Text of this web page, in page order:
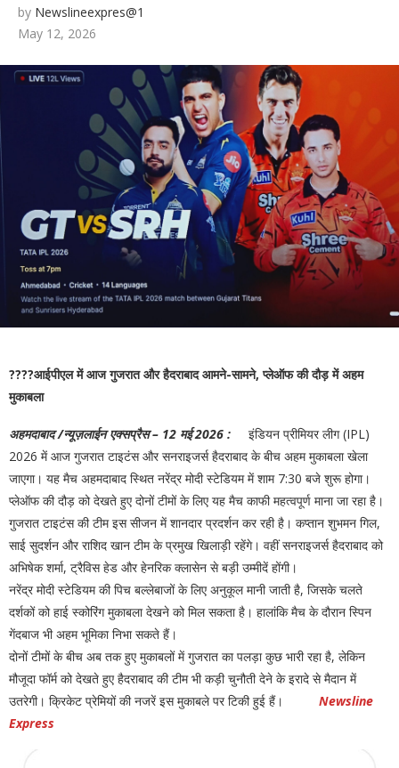
by Newslineexpres@1
May 12, 2026
????आईपीएल में आज गुजरात और हैदराबाद आमने-सामने, प्लेऑफ की दौड़ में अहम
मुकाबला
अहमदाबाद /न्यूज़लाईन एक्सप्रैस – 12 मई 2026 : इंडियन प्रीमियर लीग (IPL)
2026 में आज गुजरात टाइटंस और सनराइजर्स हैदराबाद के बीच अहम मुकाबला खेला
जाएगा। यह मैच अहमदाबाद स्थित नरेंद्र मोदी स्टेडियम में शाम 7:30 बजे शुरू होगा।
प्लेऑफ की दौड़ को देखते हुए दोनों टीमों के लिए यह मैच काफी महत्वपूर्ण माना जा रहा है।
गुजरात टाइटंस की टीम इस सीजन में शानदार प्रदर्शन कर रही है। कप्तान शुभमन गिल,
साई सुदर्शन और राशिद खान टीम के प्रमुख खिलाड़ी रहेंगे। वहीं सनराइजर्स हैदराबाद को
अभिषेक शर्मा, ट्रैविस हेड और हेनरिक क्लासेन से बड़ी उम्मीदें होंगी।
नरेंद्र मोदी स्टेडियम की पिच बल्लेबाजों के लिए अनुकूल मानी जाती है, जिसके चलते
दर्शकों को हाई स्कोरिंग मुकाबला देखने को मिल सकता है। हालांकि मैच के दौरान स्पिन
गेंदबाज भी अहम भूमिका निभा सकते हैं।
दोनों टीमों के बीच अब तक हुए मुकाबलों में गुजरात का पलड़ा कुछ भारी रहा है, लेकिन
मौजूदा फॉर्म को देखते हुए हैदराबाद की टीम भी कड़ी चुनौती देने के इरादे से मैदान में
उतरेगी। क्रिकेट प्रेमियों की नजरें इस मुकाबले पर टिकी हुई हैं। Newsline
Express